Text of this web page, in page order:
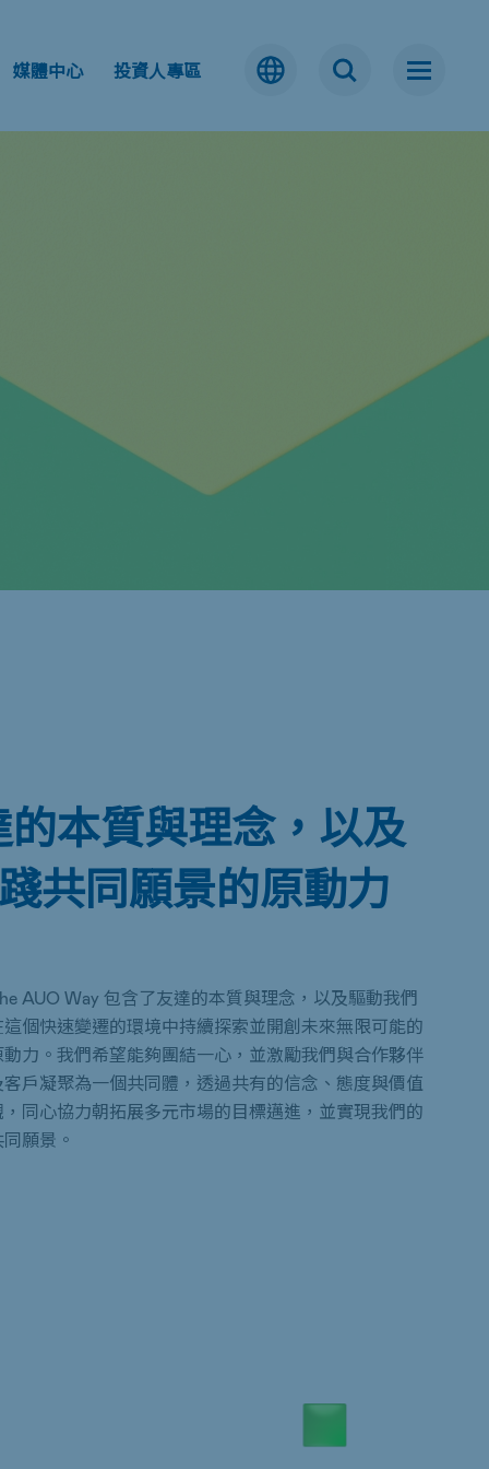
媒體中心 投資人專區
本質與理念，以及
共同願景的原動力
AUO Way 包含了友達的本質與理念，以及驅動我們
這個快速變遷的環境中持續探索並開創未來無限可能的
動力。我們希望能夠團結一心，並激勵我們與合作夥伴
客戶凝聚為一個共同體，透過共有的信念、態度與價值
，同心協力朝拓展多元市場的目標邁進，並實現我們的
願景。